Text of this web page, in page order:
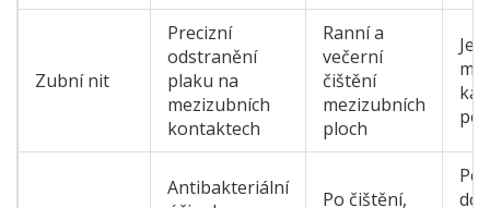
Zubní nit
Precizní
odstranění
plaku na
mezizubních
kontaktech
Ranní a
večerní
čištění
mezizubních
ploch
Antibakteriální
Po čištění,